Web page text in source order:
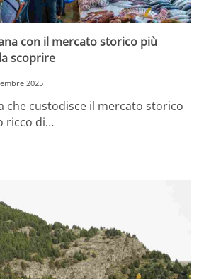
con il mercato storico più
scoprire
2025
che custodisce il mercato storico
ricco di…